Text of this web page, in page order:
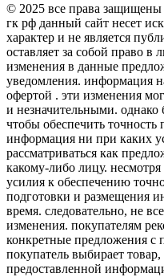
© 2025 все права защищены
гк рф данный сайт несет
характер и не является
оставляет за собой право в
изменения в данные
уведомления. информация
офертой . эти изменения
и незначительными. однако
чтобы обеспечить
информация ни при каких
рассматриваться как
какому-либо лицу.
усилия к обеспечению
подготовки и размещения
время. следовательно, не
изменения. покупателям
конкретные предложения с
покупатель выбирает
предоставленной